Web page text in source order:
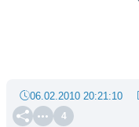
4
06.02.2010 20:21:10